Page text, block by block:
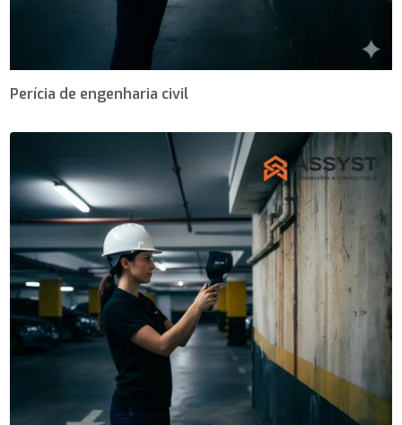
Perícia de engenharia civil